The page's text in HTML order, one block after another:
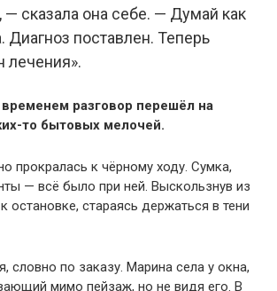
— сказала она себе. — Думай как
Диагноз поставлен. Теперь
лечения».
разговор перешёл на
то бытовых мелочей.
прокралась к чёрному ходу. Сумка,
— всё было при ней. Выскользнув из
остановке, стараясь держаться в тени
словно по заказу. Марина села у окна,
мимо пейзаж, но не видя его. В